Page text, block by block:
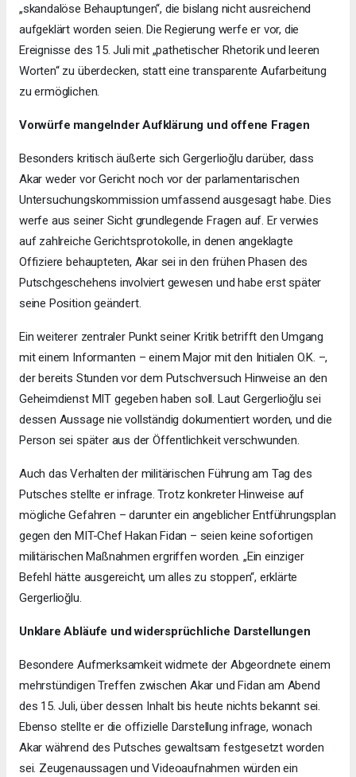
„skandalöse Behauptungen“, die bislang nicht ausreichend
aufgeklärt worden seien. Die Regierung werfe er vor, die
Ereignisse des 15. Juli mit „pathetischer Rhetorik und leeren
Worten“ zu überdecken, statt eine transparente Aufarbeitung
zu ermöglichen.
Vorwürfe mangelnder Aufklärung und offene Fragen
Besonders kritisch äußerte sich Gergerlioğlu darüber, dass
Akar weder vor Gericht noch vor der parlamentarischen
Untersuchungskommission umfassend ausgesagt habe. Dies
werfe aus seiner Sicht grundlegende Fragen auf. Er verwies
auf zahlreiche Gerichtsprotokolle, in denen angeklagte
Offiziere behaupteten, Akar sei in den frühen Phasen des
Putschgeschehens involviert gewesen und habe erst später
seine Position geändert.
Ein weiterer zentraler Punkt seiner Kritik betrifft den Umgang
mit einem Informanten – einem Major mit den Initialen O.K. –,
der bereits Stunden vor dem Putschversuch Hinweise an den
Geheimdienst MIT gegeben haben soll. Laut Gergerlioğlu sei
dessen Aussage nie vollständig dokumentiert worden, und die
Person sei später aus der Öffentlichkeit verschwunden.
Auch das Verhalten der militärischen Führung am Tag des
Putsches stellte er infrage. Trotz konkreter Hinweise auf
mögliche Gefahren – darunter ein angeblicher Entführungsplan
gegen den MIT-Chef Hakan Fidan – seien keine sofortigen
militärischen Maßnahmen ergriffen worden. „Ein einziger
Befehl hätte ausgereicht, um alles zu stoppen“, erklärte
Gergerlioğlu.
Unklare Abläufe und widersprüchliche Darstellungen
Besondere Aufmerksamkeit widmete der Abgeordnete einem
mehrstündigen Treffen zwischen Akar und Fidan am Abend
des 15. Juli, über dessen Inhalt bis heute nichts bekannt sei.
Ebenso stellte er die offizielle Darstellung infrage, wonach
Akar während des Putsches gewaltsam festgesetzt worden
sei. Zeugenaussagen und Videoaufnahmen würden ein